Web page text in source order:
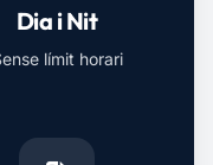
Dia i Nit
límit horari